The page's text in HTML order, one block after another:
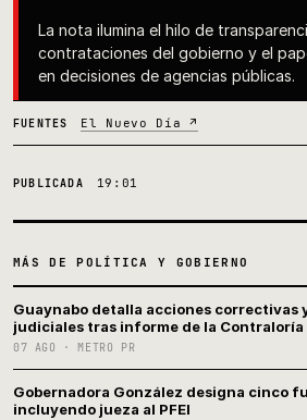
La nota ilumina el hilo de
contrataciones del gobierno y el
en decisiones de agencias públicas.
FUENTES El Nuevo Día ↗
PUBLICADA 19:01
MÁS DE POLÍTICA Y GOBIERNO
Guaynabo detalla acciones correctivas
judiciales tras informe de la Contraloría
07 AGO · METRO PR
Gobernadora González designa cinco
incluyendo jueza al PFEI